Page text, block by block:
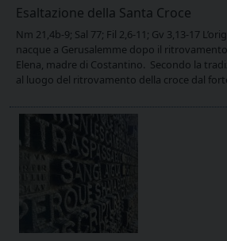
Esaltazione della Santa Croce
Nm 21,4b-9; Sal 77; Fil 2,6-11; Gv 3,13-17
nacque a Gerusalemme dopo il
Elena, madre di Costantino. Secondo la
al luogo del ritrovamento della croce dal